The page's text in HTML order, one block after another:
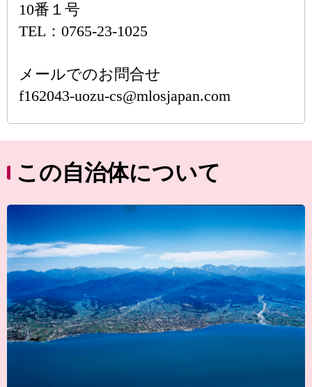
10番１号
TEL：0765-23-1025
メールでのお問合せ
f162043-uozu-cs@mlosjapan.com
この自治体について